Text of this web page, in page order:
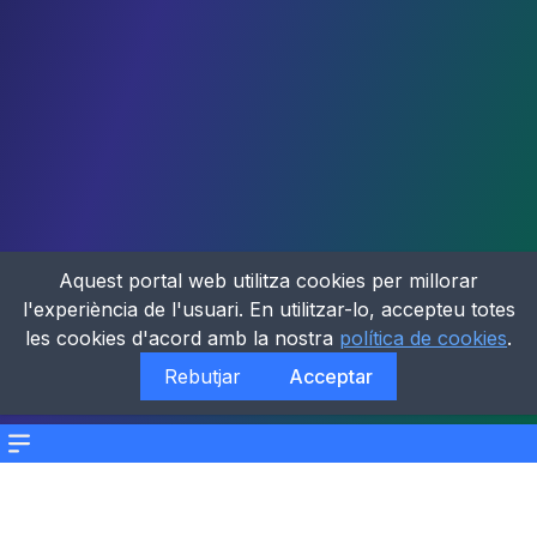
Menu
Aquest portal web utilitza cookies per millorar
l'experiència de l'usuari. En utilitzar-lo, accepteu totes
les cookies d'acord amb la nostra política de cookies.
Rebutjar
Acceptar